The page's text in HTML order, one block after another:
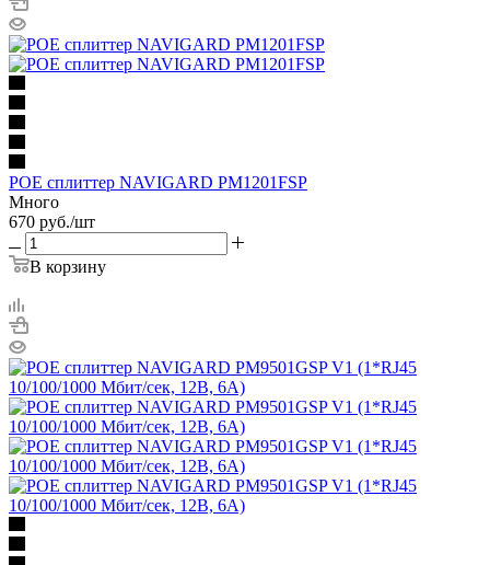
POE cплиттер NAVIGARD PM1201FSP
Много
670 руб./шт
В корзину